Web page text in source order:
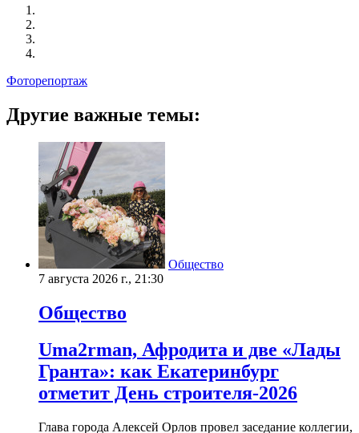
Фоторепортаж
Другие важные темы:
Общество
7 августа 2026 г., 21:30
Общество
Uma2rman, Афродита и две «Лады
Гранта»: как Екатеринбург
отметит День строителя-2026
Глава города Алексей Орлов провел заседание коллегии,